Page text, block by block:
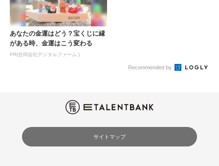
あなたの金運はどう？宝くじに縁
がある時、金運はこう変わる
PR(合同会社デジタルファーム )
Recommended by
サイトマップ